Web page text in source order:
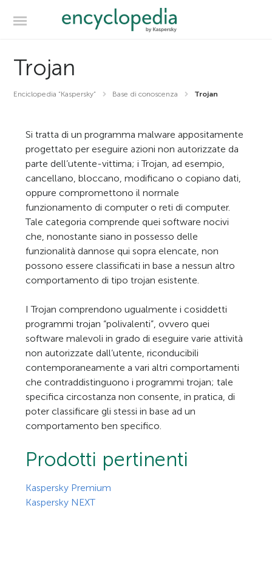
Trojan
Enciclopedia “Kaspersky” Base di conoscenza Trojan
Si tratta di un programma malware appositamente
progettato per eseguire azioni non autorizzate da
parte dell’utente-vittima; i Trojan, ad esempio,
cancellano, bloccano, modificano o copiano dati,
oppure compromettono il normale
funzionamento di computer o reti di computer.
Tale categoria comprende quei software nocivi
che, nonostante siano in possesso delle
funzionalità dannose qui sopra elencate, non
possono essere classificati in base a nessun altro
comportamento di tipo trojan esistente.
I Trojan comprendono ugualmente i cosiddetti
programmi trojan “polivalenti”, ovvero quei
software malevoli in grado di eseguire varie attività
non autorizzate dall’utente, riconducibili
contemporaneamente a vari altri comportamenti
che contraddistinguono i programmi trojan; tale
specifica circostanza non consente, in pratica, di
poter classificare gli stessi in base ad un
comportamento ben specifico.
Prodotti pertinenti
Kaspersky Premium
Kaspersky NEXT